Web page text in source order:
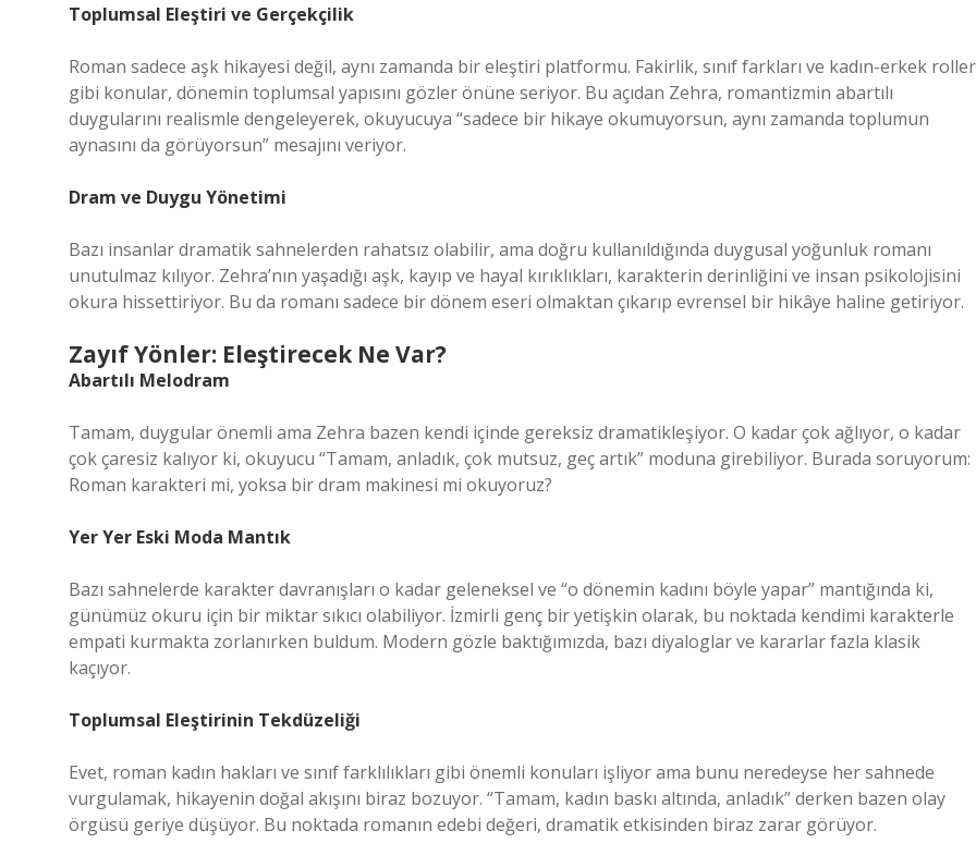
Toplumsal Eleştiri ve Gerçekçilik
Roman sadece aşk hikayesi değil, aynı zamanda bir eleştiri platformu. Fakirlik, sınıf farkları ve kadın-erkek
gibi konular, dönemin toplumsal yapısını gözler önüne seriyor. Bu açıdan Zehra, romantizmin abartılı
duygularını realismle dengeleyerek, okuyucuya “sadece bir hikaye okumuyorsun, aynı zamanda toplumun
aynasını da görüyorsun” mesajını veriyor.
Dram ve Duygu Yönetimi
Bazı insanlar dramatik sahnelerden rahatsız olabilir, ama doğru kullanıldığında duygusal yoğunluk romanı
unutulmaz kılıyor. Zehra’nın yaşadığı aşk, kayıp ve hayal kırıklıkları, karakterin derinliğini ve insan psikolojisini
okura hissettiriyor. Bu da romanı sadece bir dönem eseri olmaktan çıkarıp evrensel bir hikâye haline getiriyor.
Zayıf Yönler: Eleştirecek Ne Var?
Abartılı Melodram
Tamam, duygular önemli ama Zehra bazen kendi içinde gereksiz dramatikleşiyor. O kadar çok ağlıyor, o kadar
çok çaresiz kalıyor ki, okuyucu “Tamam, anladık, çok mutsuz, geç artık” moduna girebiliyor. Burada soruyorum:
Roman karakteri mi, yoksa bir dram makinesi mi okuyoruz?
Yer Yer Eski Moda Mantık
Bazı sahnelerde karakter davranışları o kadar geleneksel ve “o dönemin kadını böyle yapar” mantığında ki,
günümüz okuru için bir miktar sıkıcı olabiliyor. İzmirli genç bir yetişkin olarak, bu noktada kendimi karakterle
empati kurmakta zorlanırken buldum. Modern gözle baktığımızda, bazı diyaloglar ve kararlar fazla klasik
kaçıyor.
Toplumsal Eleştirinin Tekdüzeliği
Evet, roman kadın hakları ve sınıf farklılıkları gibi önemli konuları işliyor ama bunu neredeyse her sahnede
vurgulamak, hikayenin doğal akışını biraz bozuyor. “Tamam, kadın baskı altında, anladık” derken bazen olay
örgüsü geriye düşüyor. Bu noktada romanın edebi değeri, dramatik etkisinden biraz zarar görüyor.